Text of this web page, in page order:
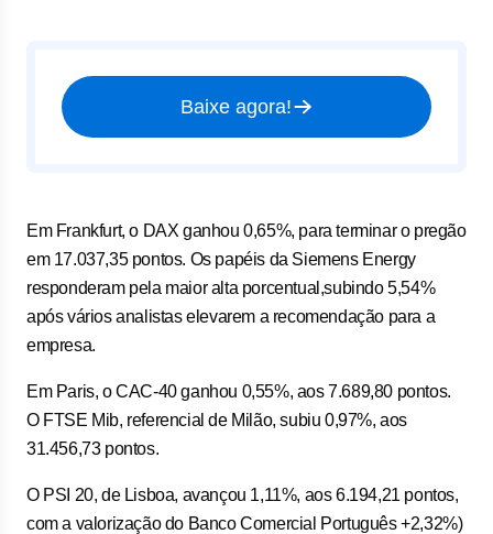
Baixe agora!
Em Frankfurt, o DAX ganhou 0,65%, para terminar o pregão
em 17.037,35 pontos. Os papéis da Siemens Energy
responderam pela maior alta porcentual,subindo 5,54%
após vários analistas elevarem a recomendação para a
empresa.
Em Paris, o CAC-40 ganhou 0,55%, aos 7.689,80 pontos.
O FTSE Mib, referencial de Milão, subiu 0,97%, aos
31.456,73 pontos.
O PSI 20, de Lisboa, avançou 1,11%, aos 6.194,21 pontos,
com a valorização do Banco Comercial Português +2,32%)